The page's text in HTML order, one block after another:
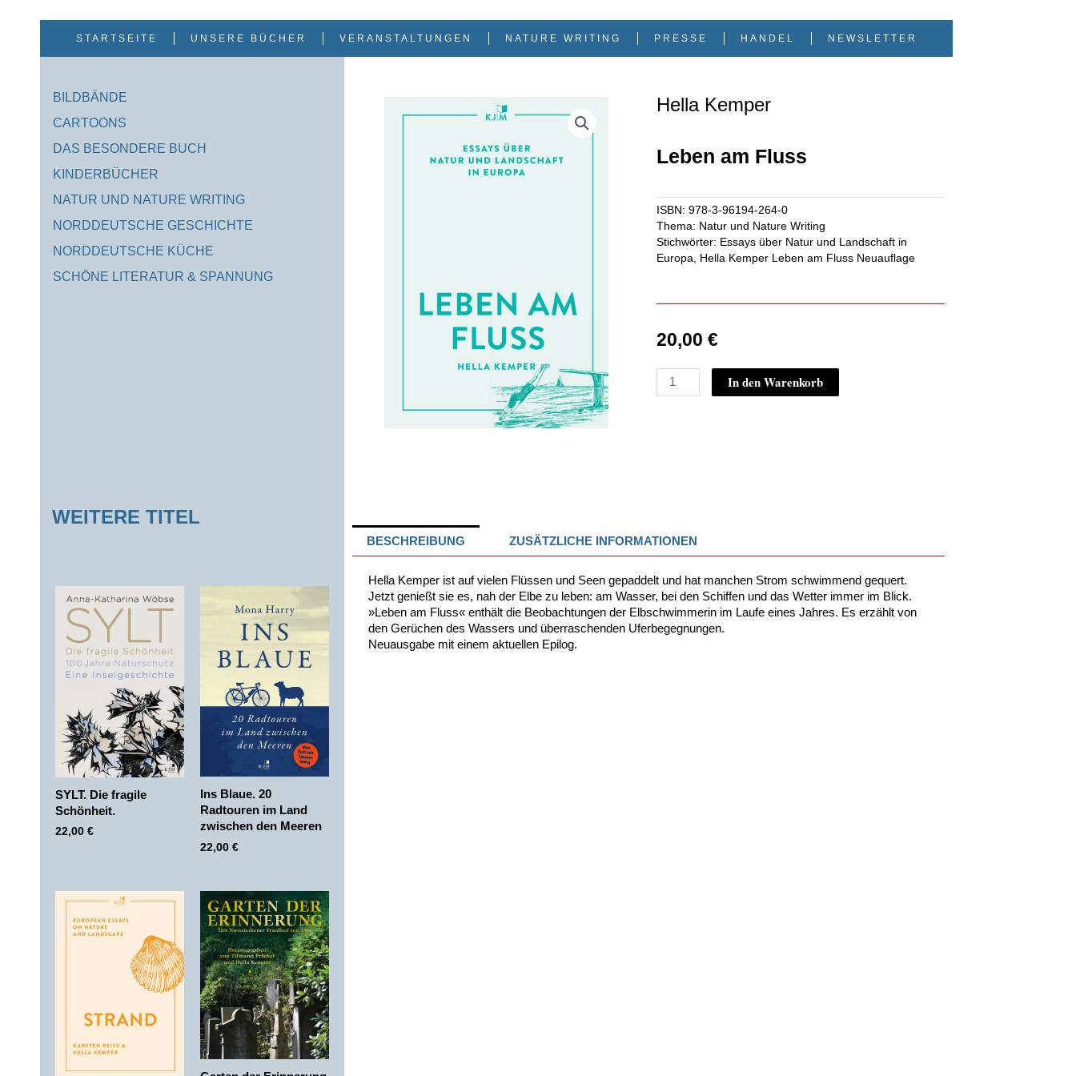
Inhalt
springenSTARTSEITE UNSERE BÜCHER VERANSTALTUNGEN NATURE WRITING PRESSE HANDEL NEWSLETTER
BILDBÄNDE
CARTOONS
DAS BESONDERE BUCH
KINDERBÜCHER
NATUR UND NATURE WRITING
NORDDEUTSCHE GESCHICHTE
NORDDEUTSCHE KÜCHE
SCHÖNE LITERATUR & SPANNUNG
Hella Kemper
Leben am Fluss
ISBN: 978-3-96194-264-0
Thema: Natur und Nature Writing
Stichwörter: Essays über Natur und Landschaft in
Europa, Hella Kemper Leben am Fluss Neuauflage
20,00 €
Leben
In den Warenkorb
WEITERE TITEL
SYLT. Die fragile
Schönheit.
22,00 €
Ins Blaue. 20
Radtouren im Land
zwischen den Meeren
22,00 €
BESCHREIBUNG ZUSÄTZLICHE INFORMATIONEN
Hella Kemper ist auf vielen Flüssen und Seen gepaddelt und hat manchen Strom schwimmend gequert.
Jetzt genießt sie es, nah der Elbe zu leben: am Wasser, bei den Schiffen und das Wetter immer im Blick.
»Leben am Fluss« enthält die Beobachtungen der Elbschwimmerin im Laufe eines Jahres. Es erzählt von
den Gerüchen des Wassers und überraschenden Uferbegegnungen.
Neuausgabe mit einem aktuellen Epilog.